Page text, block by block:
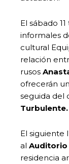
El sábado
informales
cultural
relación
rusos
ofrecerán
seguida del
Turbulente.
El siguiente
al Auditorio
residencia